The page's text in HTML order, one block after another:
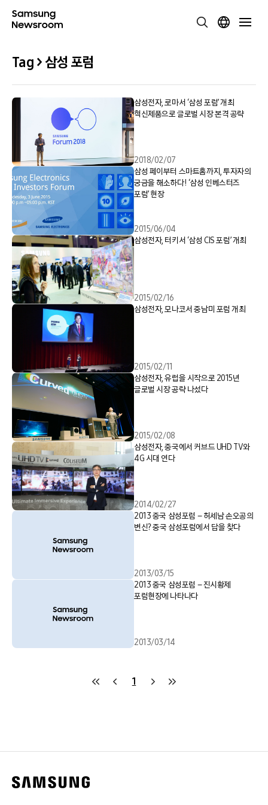
Tag > 삼성 포럼
삼성전자, 로마서 ‘삼성 포럼’ 개최
혁신제품으로 글로벌 시장 본격 공략
2018/02/07
삼성 페이부터 스마트홈까지, 투자자의
궁금을 해소하다! ‘삼성 인베스터즈
포럼’ 현장
2015/06/04
삼성전자, 터키서 ‘삼성 CIS 포럼’ 개최
2015/02/16
삼성전자, 모나코서 중남미 포럼 개최
2015/02/11
삼성전자, 유럽을 시작으로 2015년
글로벌 시장 공략 나섰다
2015/02/08
삼성전자, 중국에서 커브드 UHD TV와
4G 시대 연다
2014/02/27
2013 중국 삼성포럼 – 허세남 손오공의
변신? 중국 삼성포럼에서 답을 찾다
2013/03/15
2013 중국 삼성포럼 – 진시황제
포럼현장에 나타나다
2013/03/14
1